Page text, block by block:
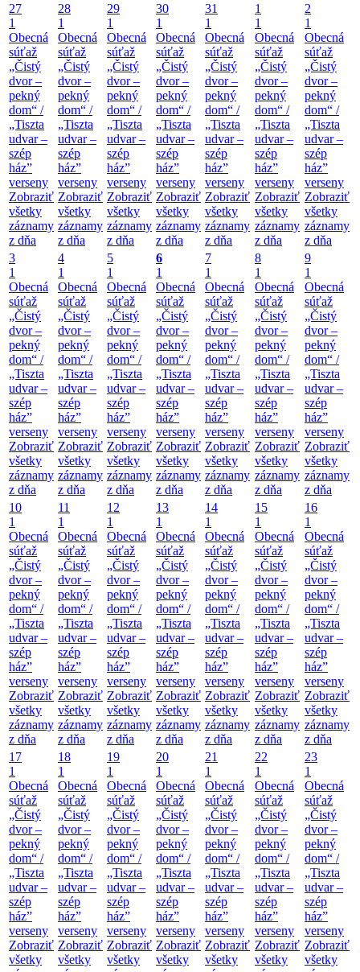
27
1
Obecná
súťaž
„Čistý
dvor –
pekný
dom“ /
„Tiszta
udvar –
szép
ház”
verseny
Zobraziť
všetky
záznamy
z dňa
28
1
Obecná
súťaž
„Čistý
dvor –
pekný
dom“ /
„Tiszta
udvar –
szép
ház”
verseny
Zobraziť
všetky
záznamy
z dňa
29
1
Obecná
súťaž
„Čistý
dvor –
pekný
dom“ /
„Tiszta
udvar –
szép
ház”
verseny
Zobraziť
všetky
záznamy
z dňa
30
1
Obecná
súťaž
„Čistý
dvor –
pekný
dom“ /
„Tiszta
udvar –
szép
ház”
verseny
Zobraziť
všetky
záznamy
z dňa
31
1
Obecná
súťaž
„Čistý
dvor –
pekný
dom“ /
„Tiszta
udvar –
szép
ház”
verseny
Zobraziť
všetky
záznamy
z dňa
1
1
Obecná
súťaž
„Čistý
dvor –
pekný
dom“ /
„Tiszta
udvar –
szép
ház”
verseny
Zobraziť
všetky
záznamy
z dňa
2
1
Obecná
súťaž
„Čistý
dvor –
pekný
dom“ /
„Tiszta
udvar –
szép
ház”
verseny
Zobraziť
všetky
záznamy
z dňa
3
1
Obecná
súťaž
„Čistý
dvor –
pekný
dom“ /
„Tiszta
udvar –
szép
ház”
verseny
Zobraziť
všetky
záznamy
z dňa
4
1
Obecná
súťaž
„Čistý
dvor –
pekný
dom“ /
„Tiszta
udvar –
szép
ház”
verseny
Zobraziť
všetky
záznamy
z dňa
5
1
Obecná
súťaž
„Čistý
dvor –
pekný
dom“ /
„Tiszta
udvar –
szép
ház”
verseny
Zobraziť
všetky
záznamy
z dňa
6
1
Obecná
súťaž
„Čistý
dvor –
pekný
dom“ /
„Tiszta
udvar –
szép
ház”
verseny
Zobraziť
všetky
záznamy
z dňa
7
1
Obecná
súťaž
„Čistý
dvor –
pekný
dom“ /
„Tiszta
udvar –
szép
ház”
verseny
Zobraziť
všetky
záznamy
z dňa
8
1
Obecná
súťaž
„Čistý
dvor –
pekný
dom“ /
„Tiszta
udvar –
szép
ház”
verseny
Zobraziť
všetky
záznamy
z dňa
9
1
Obecná
súťaž
„Čistý
dvor –
pekný
dom“ /
„Tiszta
udvar –
szép
ház”
verseny
Zobraziť
všetky
záznamy
z dňa
10
1
Obecná
súťaž
„Čistý
dvor –
pekný
dom“ /
„Tiszta
udvar –
szép
ház”
verseny
Zobraziť
všetky
záznamy
z dňa
11
1
Obecná
súťaž
„Čistý
dvor –
pekný
dom“ /
„Tiszta
udvar –
szép
ház”
verseny
Zobraziť
všetky
záznamy
z dňa
12
1
Obecná
súťaž
„Čistý
dvor –
pekný
dom“ /
„Tiszta
udvar –
szép
ház”
verseny
Zobraziť
všetky
záznamy
z dňa
13
1
Obecná
súťaž
„Čistý
dvor –
pekný
dom“ /
„Tiszta
udvar –
szép
ház”
verseny
Zobraziť
všetky
záznamy
z dňa
14
1
Obecná
súťaž
„Čistý
dvor –
pekný
dom“ /
„Tiszta
udvar –
szép
ház”
verseny
Zobraziť
všetky
záznamy
z dňa
15
1
Obecná
súťaž
„Čistý
dvor –
pekný
dom“ /
„Tiszta
udvar –
szép
ház”
verseny
Zobraziť
všetky
záznamy
z dňa
16
1
Obecná
súťaž
„Čistý
dvor –
pekný
dom“ /
„Tiszta
udvar –
szép
ház”
verseny
Zobraziť
všetky
záznamy
z dňa
17
1
Obecná
súťaž
„Čistý
dvor –
pekný
dom“ /
„Tiszta
udvar –
szép
ház”
verseny
Zobraziť
všetky
18
1
Obecná
súťaž
„Čistý
dvor –
pekný
dom“ /
„Tiszta
udvar –
szép
ház”
verseny
Zobraziť
všetky
19
1
Obecná
súťaž
„Čistý
dvor –
pekný
dom“ /
„Tiszta
udvar –
szép
ház”
verseny
Zobraziť
všetky
20
1
Obecná
súťaž
„Čistý
dvor –
pekný
dom“ /
„Tiszta
udvar –
szép
ház”
verseny
Zobraziť
všetky
21
1
Obecná
súťaž
„Čistý
dvor –
pekný
dom“ /
„Tiszta
udvar –
szép
ház”
verseny
Zobraziť
všetky
22
1
Obecná
súťaž
„Čistý
dvor –
pekný
dom“ /
„Tiszta
udvar –
szép
ház”
verseny
Zobraziť
všetky
23
1
Obecná
súťaž
„Čistý
dvor –
pekný
dom“ /
„Tiszta
udvar –
szép
ház”
verseny
Zobraziť
všetky